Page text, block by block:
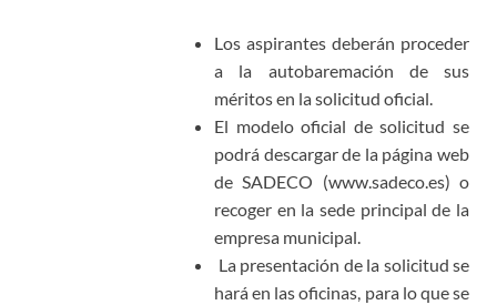
Los aspirantes deberán proceder
a la autobaremación de sus
méritos en la solicitud oficial.
El modelo oficial de solicitud se
podrá descargar de la página web
de SADECO (www.sadeco.es) o
recoger en la sede principal de la
empresa municipal.
La presentación de la solicitud se
hará en las oficinas, para lo que se